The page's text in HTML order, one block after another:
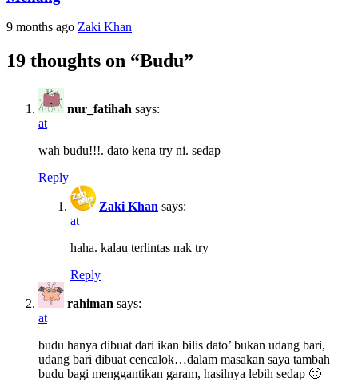
9 months ago Zaki Khan
19 thoughts on “Budu”
nur_fatihah says:
at
wah budu!!!. dato kena try ni. sedap
Reply
Zaki Khan says:
at
haha. kalau terlintas nak try
Reply
rahiman says:
at
budu hanya dibuat dari ikan bilis dato’ bukan udang bari,
udang bari dibuat cencalok…dalam masakan saya tambah
budu bagi menggantikan garam, hasilnya lebih sedap 🙂